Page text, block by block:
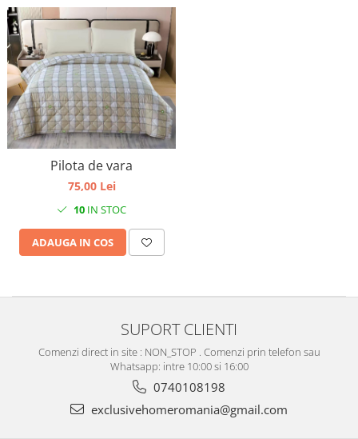
Pilota de vara
75,00 Lei
10 IN STOC
ADAUGA IN COS
SUPORT CLIENTI
Comenzi direct in site : NON_STOP . Comenzi prin telefon sau
Whatsapp: intre 10:00 si 16:00
0740108198
exclusivehomeromania@gmail.com